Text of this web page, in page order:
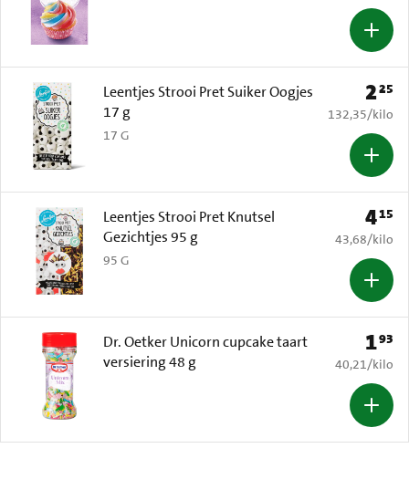
Leentjes Strooi Pret Suiker Oogjes
17 g
17 G
Prijs:
225
€ 132,35 per
132,35/kilo
Leentjes Strooi Pret Knutsel
Gezichtjes 95 g
95 G
Prijs:
415
€ 43,68 per
43,68/kilo
Dr. Oetker Unicorn cupcake taart
versiering 48 g
Prijs:
193
€ 40,21 per
40,21/kilo